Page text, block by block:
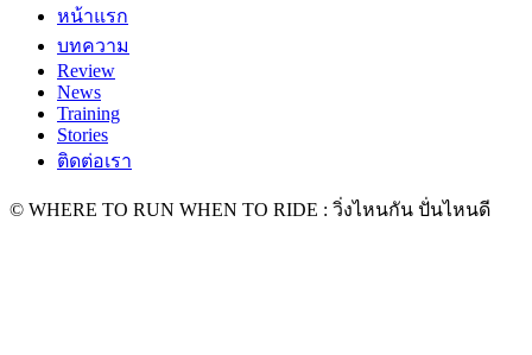
หน้าแรก
บทความ
Review
News
Training
Stories
ติดต่อเรา
© WHERE TO RUN WHEN TO RIDE : วิ่งไหนกัน ปั่นไหนดี